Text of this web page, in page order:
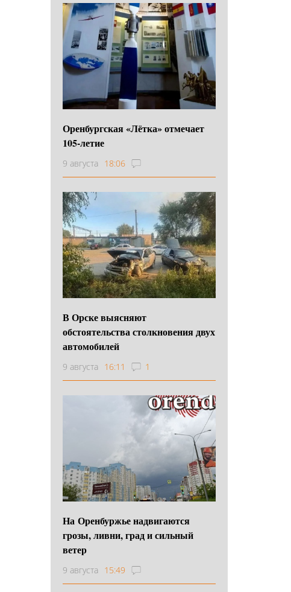
Оренбургская «Лётка» отмечает
105-летие
9 августа 18:06
В Орске выясняют
обстоятельства столкновения двух
автомобилей
9 августа 16:11 1
На Оренбуржье надвигаются
грозы, ливни, град и сильный
ветер
9 августа 15:49